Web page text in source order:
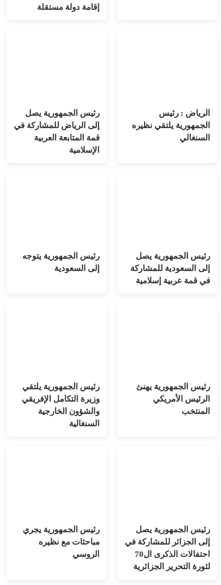
إقامة دولة مستقلة
الرياض : رئيس
الجمهورية يلتقي نظيره
السنغالي
رئيس الجمهورية يصل
إلى الرياض للمشاركة في
قمة المتابعة العربية
الإسلامية
رئيس الجمهورية يصل
إلى السعودية للمشاركة
في قمة عربية إسلامية
رئيس الجمهورية يتوجه
إلى السعودية
رئيس الجمهورية يهنئ
الرئيس الأمريكي
المنتخب
رئيس الجمهورية يلتقي
وزيرة التكامل الإفريقي
والشؤون الخارجية
السنغالية
رئيس الجمهورية يصل
إلى الجزائر للمشاركة في
احتفالات الذكرى ال70
لثورة التحرير الجزائرية
رئيس الجمهورية يجري
مباحثات مع نظيره
الروسي